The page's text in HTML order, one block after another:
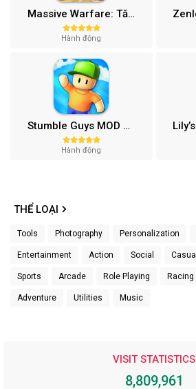
Massive Warfare: Tăng chiến Mod APK v1.81.432
Hành động
Stumble Guys MOD APK (Unlocked All, Mega Menu) v0.74.1
Hành động
THỂ LOẠI
Tools Photography Personalization
Entertainment Action Social Casual
Sports Arcade Role Playing Racing
Adventure Utilities Music
VISIT STATISTICS
8,809,961